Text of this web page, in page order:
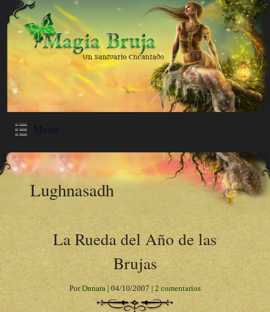
Menu
Lughnasadh
La Rueda del Año de las
Brujas
PorDnnara | 04/10/2007 | 2 comentarios